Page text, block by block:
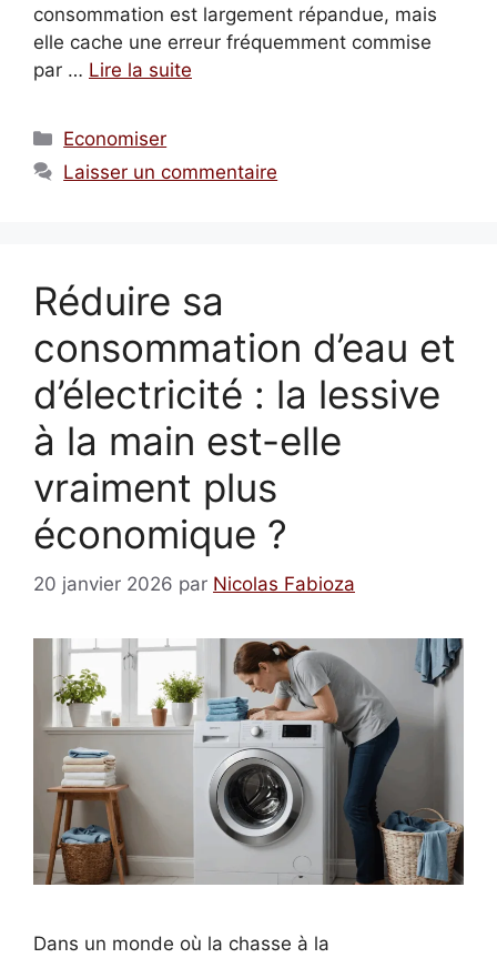
consommation est largement répandue, mais
elle cache une erreur fréquemment commise
par … Lire la suite
Catégories
Economiser
Laisser un commentaire
Réduire sa
consommation d’eau et
d’électricité : la lessive
à la main est-elle
vraiment plus
économique ?
20 janvier 2026 par Nicolas Fabioza
Dans un monde où la chasse à la